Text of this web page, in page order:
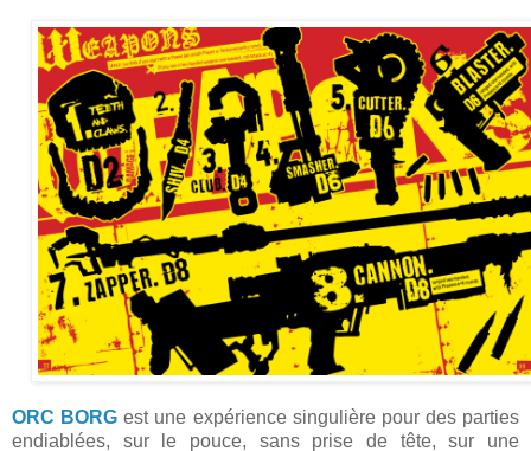
ORC BORG est une expérience singulière pour des parties
endiablées, sur le pouce, sans prise de tête, sur une